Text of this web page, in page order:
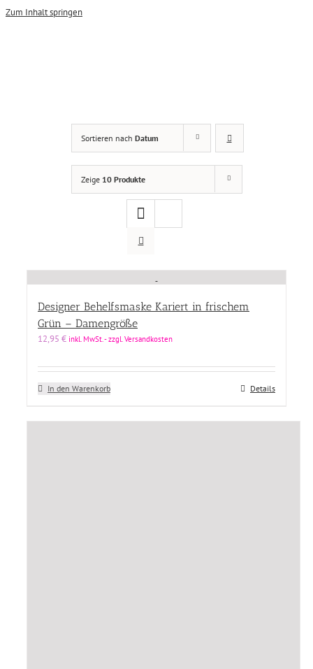
Zum Inhalt springen
Produkt Kollektion
Produkt Kollektion
Produkt Material
Sortieren nach Datum
Zeige 10 Produkte
Designer Behelfsmaske Kariert in frischem
Grün – Damengröße
12,95 € inkl. MwSt. - zzgl. Versandkosten
In den Warenkorb Details